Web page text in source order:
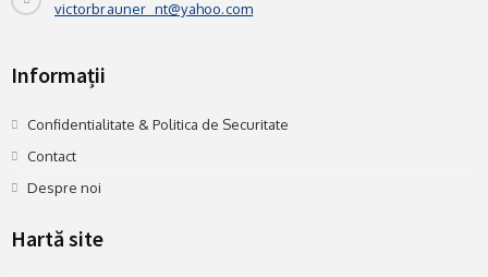
victorbrauner_nt@yahoo.com
Informații
Confidentialitate & Politica de Securitate
Contact
Despre noi
Hartă site